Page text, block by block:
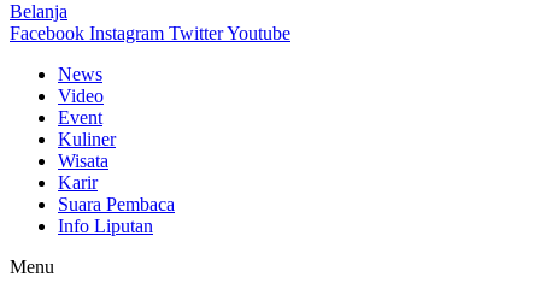
Belanja
Facebook Instagram TwitterYoutube
News
Video
Event
Kuliner
Wisata
Karir
Suara Pembaca
Info Liputan
Menu